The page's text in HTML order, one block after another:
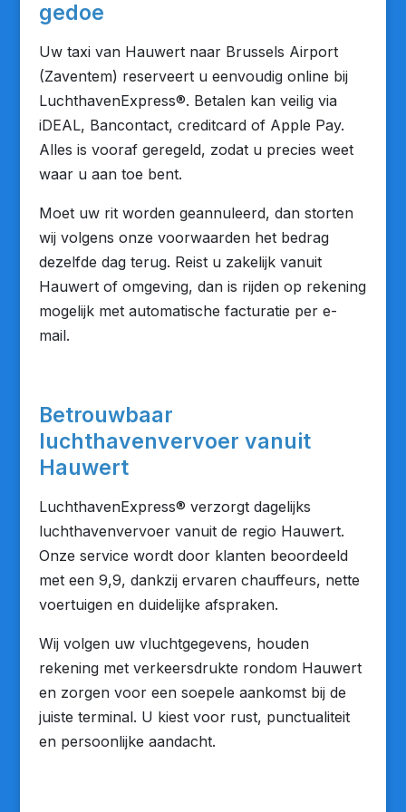
gedoe
Uw taxi van Hauwert naar Brussels Airport
(Zaventem) reserveert u eenvoudig online bij
LuchthavenExpress®. Betalen kan veilig via
iDEAL, Bancontact, creditcard of Apple Pay.
Alles is vooraf geregeld, zodat u precies weet
waar u aan toe bent.
Moet uw rit worden geannuleerd, dan storten
wij volgens onze voorwaarden het bedrag
dezelfde dag terug. Reist u zakelijk vanuit
Hauwert of omgeving, dan is rijden op rekening
mogelijk met automatische facturatie per e-
mail.
Betrouwbaar
luchthavenvervoer vanuit
Hauwert
LuchthavenExpress® verzorgt dagelijks
luchthavenvervoer vanuit de regio Hauwert.
Onze service wordt door klanten beoordeeld
met een 9,9, dankzij ervaren chauffeurs, nette
voertuigen en duidelijke afspraken.
Wij volgen uw vluchtgegevens, houden
rekening met verkeersdrukte rondom Hauwert
en zorgen voor een soepele aankomst bij de
juiste terminal. U kiest voor rust, punctualiteit
en persoonlijke aandacht.